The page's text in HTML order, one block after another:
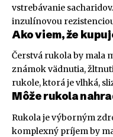
vstrebávanie
inzulínovou
Ako viem, že
Čerstvá rukola by mala
známok vädnutia,
rukole, ktorá je vlhká,
Môže rukola
Rukola je výborným
komplexný príjem by